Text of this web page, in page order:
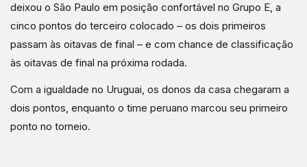
deixou o São Paulo em posição confortável no Grupo E, a
cinco pontos do terceiro colocado – os dois primeiros
passam às oitavas de final – e com chance de classificação
às oitavas de final na próxima rodada.
Com a igualdade no Uruguai, os donos da casa chegaram a
dois pontos, enquanto o time peruano marcou seu primeiro
ponto no torneio.